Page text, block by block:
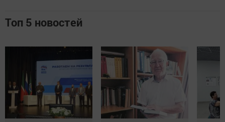
Топ 5 новостей